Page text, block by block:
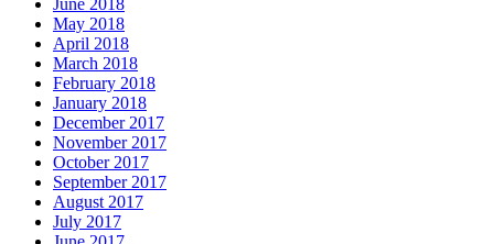
June 2018
May 2018
April 2018
March 2018
February 2018
January 2018
December 2017
November 2017
October 2017
September 2017
August 2017
July 2017